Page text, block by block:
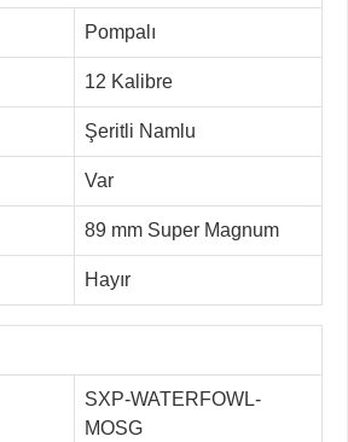
Pompalı
12 Kalibre
Şeritli Namlu
Var
89 mm Super Magnum
Hayır
SXP-WATERFOWL-
MOSG